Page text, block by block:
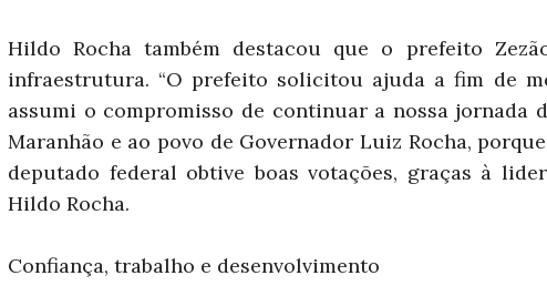
Hildo Rocha também destacou que o prefeito
infraestrutura. “O prefeito solicitou ajuda a fim de
assumi o compromisso de continuar a nossa jornada
Maranhão e ao povo de Governador Luiz Rocha,
deputado federal obtive boas votações, graças à
Hildo Rocha.
Confiança, trabalho e desenvolvimento